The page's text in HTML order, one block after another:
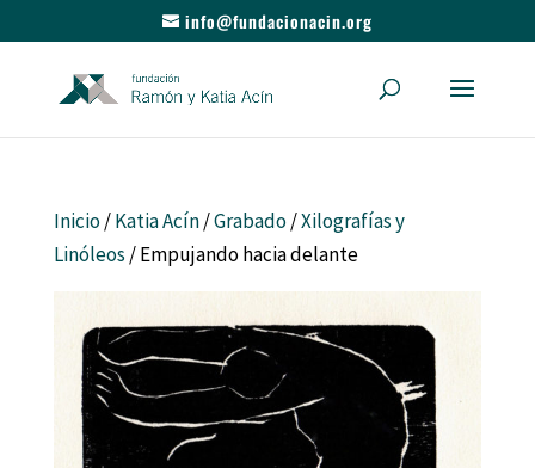
info@fundacionacin.org
Inicio/Katia Acín/Grabado/Xilografías y
Linóleos / Empujando hacia delante